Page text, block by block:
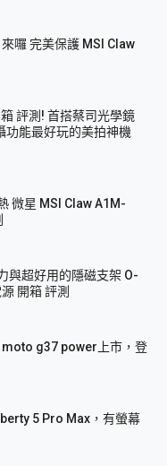
囉 完美保護 MSI Claw
評測! 首搭蔡司光學鏡
功能最好玩的美拍神機
微星 MSI Claw A1M-
與超好用的隱磁支架 O-
開箱 評測
g37 power上市，登
5 Pro Max，有螢幕